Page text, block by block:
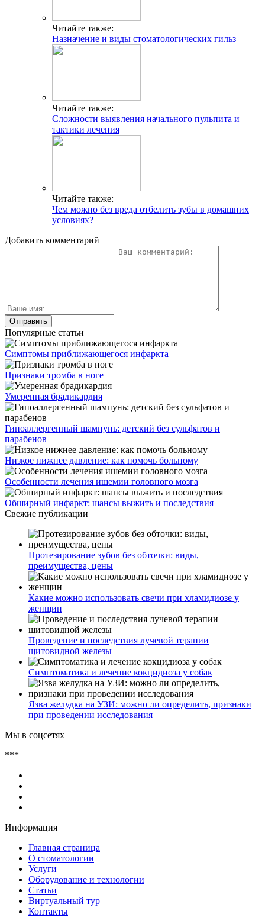
Читайте также:
Назначение и виды стоматологических гильз
Читайте также:
Сложности выявления начального пульпита и
тактики лечения
Читайте также:
Чем можно без вреда отбелить зубы в домашних
условиях?
Добавить комментарий
Популярные статьи
Симптомы приближающегося инфаркта
Признаки тромба в ноге
Умеренная брадикардия
Гипоаллергенный шампунь: детский без сульфатов и
парабенов
Низкое нижнее давление: как помочь больному
Особенности лечения ишемии головного мозга
Обширный инфаркт: шансы выжить и последствия
Свежие публикации
Протезирование зубов без обточки: виды,
преимущества, цены
Какие можно использовать свечи при хламидиозе у
женщин
Проведение и последствия лучевой терапии
щитовидной железы
Симптоматика и лечение кокцидиоза у собак
Язва желудка на УЗИ: можно ли определить, признаки
при проведении исследования
Мы в соцсетях
***
Информация
Главная страница
О стоматологии
Услуги
Оборудование и технологии
Статьи
Виртуальный тур
Контакты